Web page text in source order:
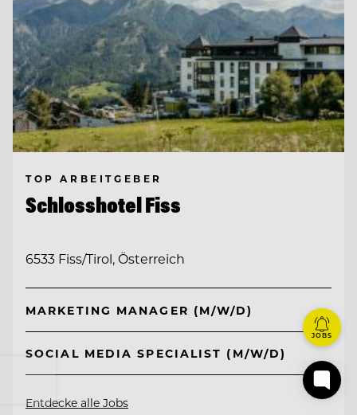
TOP ARBEITGEBER
Schlosshotel Fiss
6533 Fiss/Tirol, Österreich
MARKETING MANAGER (M/W/D)
SOCIAL MEDIA SPECIALIST (M/W/D)
Entdecke alle Jobs
JOBS